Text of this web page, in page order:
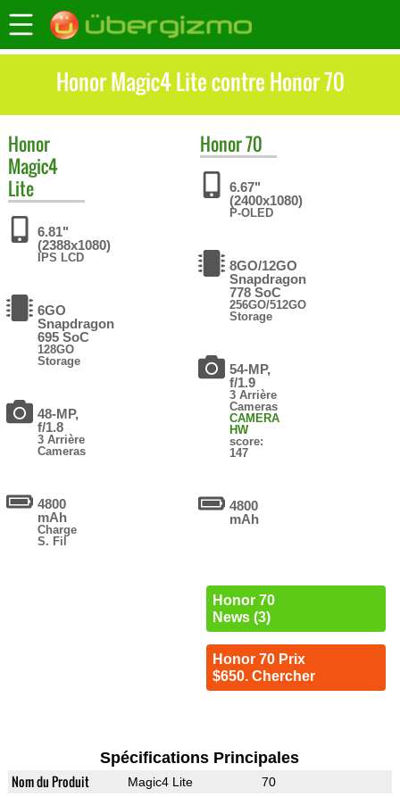
Honor Magic4 Lite contre Honor 70
Honor
Magic4
Lite
6.81"
(2388x1080)
IPS LCD
6GO
Snapdragon
695 SoC
128GO
Storage
48-MP,
f/1.8
3 Arrière
Cameras
4800
mAh
Charge
S. Fil
Honor70
6.67"
(2400x1080)
P-OLED
8GO/12GO
Snapdragon
778 SoC
256GO/512GO
Storage
54-MP,
f/1.9
3 Arrière
Cameras
CAMERA
HW
score:
147
4800
mAh
Honor 70
News (3)
Honor 70 Prix
$650. Chercher
Spécifications Principales
Nom du Produit Magic4 Lite 70